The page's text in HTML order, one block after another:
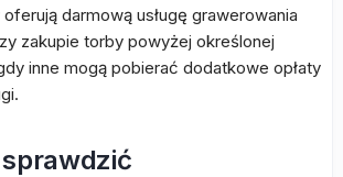
darmową usługę grawerowania
zakupie torby powyżej określonej
inne mogą pobierać dodatkowe opłaty